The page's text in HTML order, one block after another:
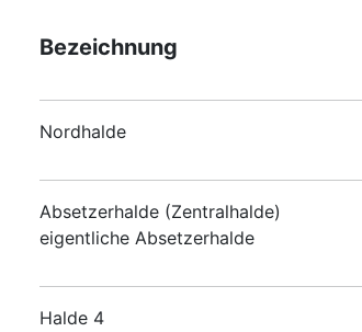
Bezeichnung
Nordhalde
Absetzerhalde (Zentralhalde)
eigentliche Absetzerhalde
Halde 4